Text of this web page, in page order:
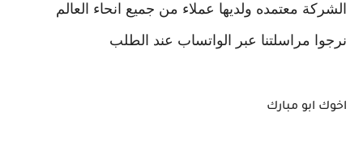
الشركة معتمده ولديها عملاء من جميع انحاء العالم
نرجوا مراسلتنا عبر الواتساب عند الطلب
اخوك ابو مبارك